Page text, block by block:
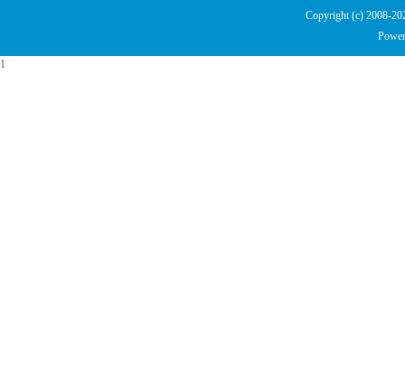
Copyright (c) 2008-
1